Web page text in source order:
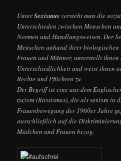
UnterSexismusversteht man die
Unterschieden zwischen Menschen
Normen und Handlungsweisen. Der
Menschen anhand ihrer biologischen
Frauen und Männer, unterstellt
Unterschiedlichkeit und weist ihnen
Rechte und Pflichten zu.
Der Begriff ist eine aus dem
racism(Rassismus), die alssexismin
Frauenbewegung der 1960er Jahre
ausschließlich auf die
Mädchen und Frauen bezog.